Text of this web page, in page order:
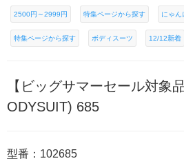
2500円～2999円 特集ページから探す にゃん
特集ページから探す ボディスーツ 12/12新着
【ビッグサマーセール対象
ODYSUIT) 685
型番：102685